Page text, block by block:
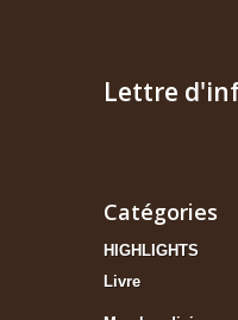
Lettre
Catégories
HIGHLIGHTS
Livre